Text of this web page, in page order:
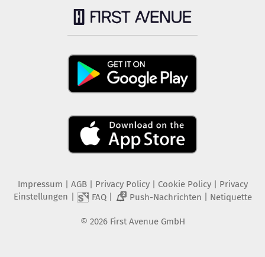
Impressum AGB Privacy Policy| Cookie Policy| Privacy
Einstellungen
FAQ| 2 Push-Nachrichten Netiquette
© 2026 First Avenue GmbH